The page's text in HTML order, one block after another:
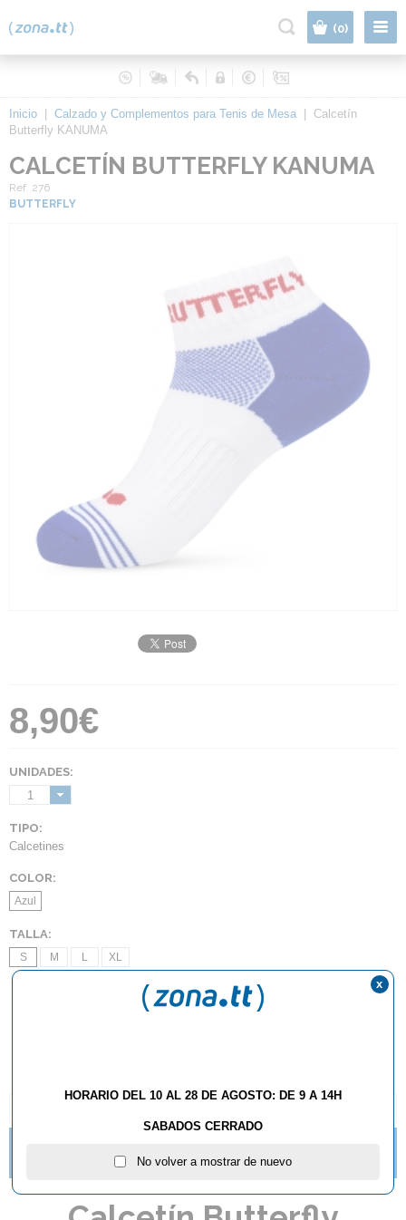
(0)
Inicio Calzado y Complementos para Tenis de Mesa
Calcetín
Butterfly KANUMA
CALCETÍN BUTTERFLY KANUMA
Ref. 276
BUTTERFLY
8,90€
UNIDADES:
1
TIPO:
Calcetines
COLOR:
Azul
TALLA:
S M L XL
DISPONIBLES.
HORARIO DEL 10 AL 28 DE AGOSTO: DE 9 A 14H
SABADOS CERRADO
No volver a mostrar de nuevo
x